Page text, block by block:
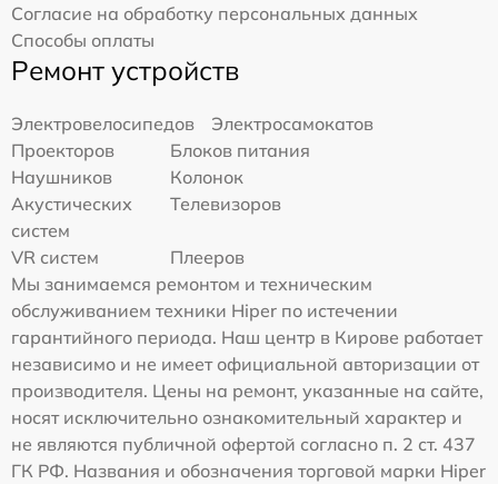
Согласие на обработку персональных данных
Способы оплаты
Ремонт устройств
Электровелосипедов
Электросамокатов
Проекторов
Блоков питания
Наушников
Колонок
Акустических
систем
Телевизоров
VR систем
Плееров
Мы занимаемся ремонтом и техническим
обслуживанием техники Hiper по истечении
гарантийного периода. Наш центр в Кирове работает
независимо и не имеет официальной авторизации от
производителя. Цены на ремонт, указанные на сайте,
носят исключительно ознакомительный характер и
не являются публичной офертой согласно п. 2 ст. 437
ГК РФ. Названия и обозначения торговой марки Hiper